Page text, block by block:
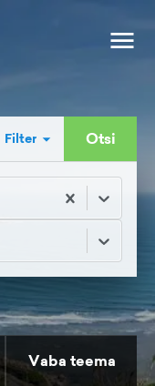
Filter Otsi
Vaba teema